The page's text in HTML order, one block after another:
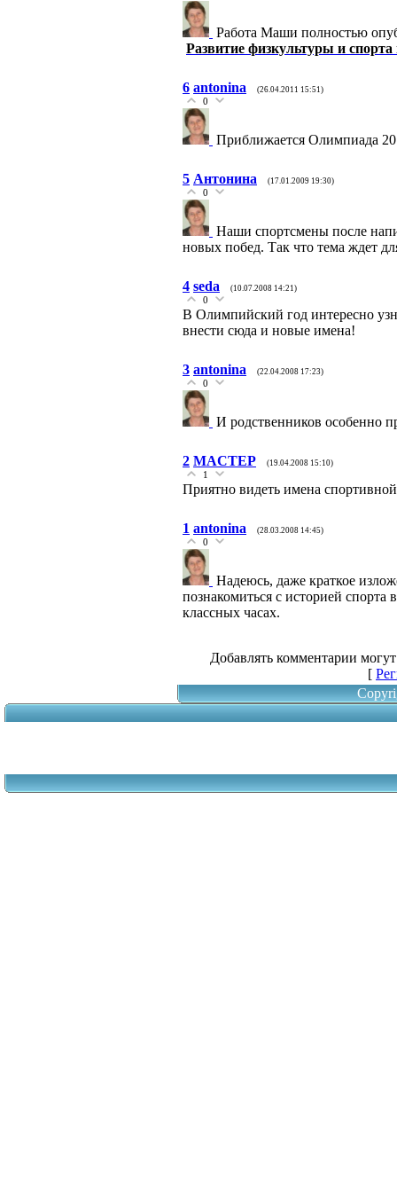
Работа Маши полностью
Развитие физкультуры и
6 antonina (26.04.2011 15:51)
0
Приближается Олимпиада
5 Антонина (17.01.2009 19:30)
0
Наши спортсмены после
новых побед. Так что тема ждет
4 seda (10.07.2008 14:21)
0
В Олимпийский год интересно
внести сюда и новые имена!
3 antonina (22.04.2008 17:23)
0
И родственников особенно
2 MACTEP (19.04.2008 15:10)
1
Приятно видеть имена
1 antonina (28.03.2008 14:45)
0
Надеюсь, даже краткое
познакомиться с историей спорта
классных часах.
Добавлять комментарии
[